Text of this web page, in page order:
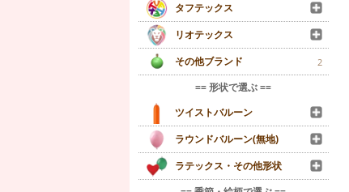
タフテックス
リオテックス
その他ブランド
2
== 形状で選ぶ ==
ツイストバルーン
ラウンドバルーン(無地)
ラテックス・その他形状